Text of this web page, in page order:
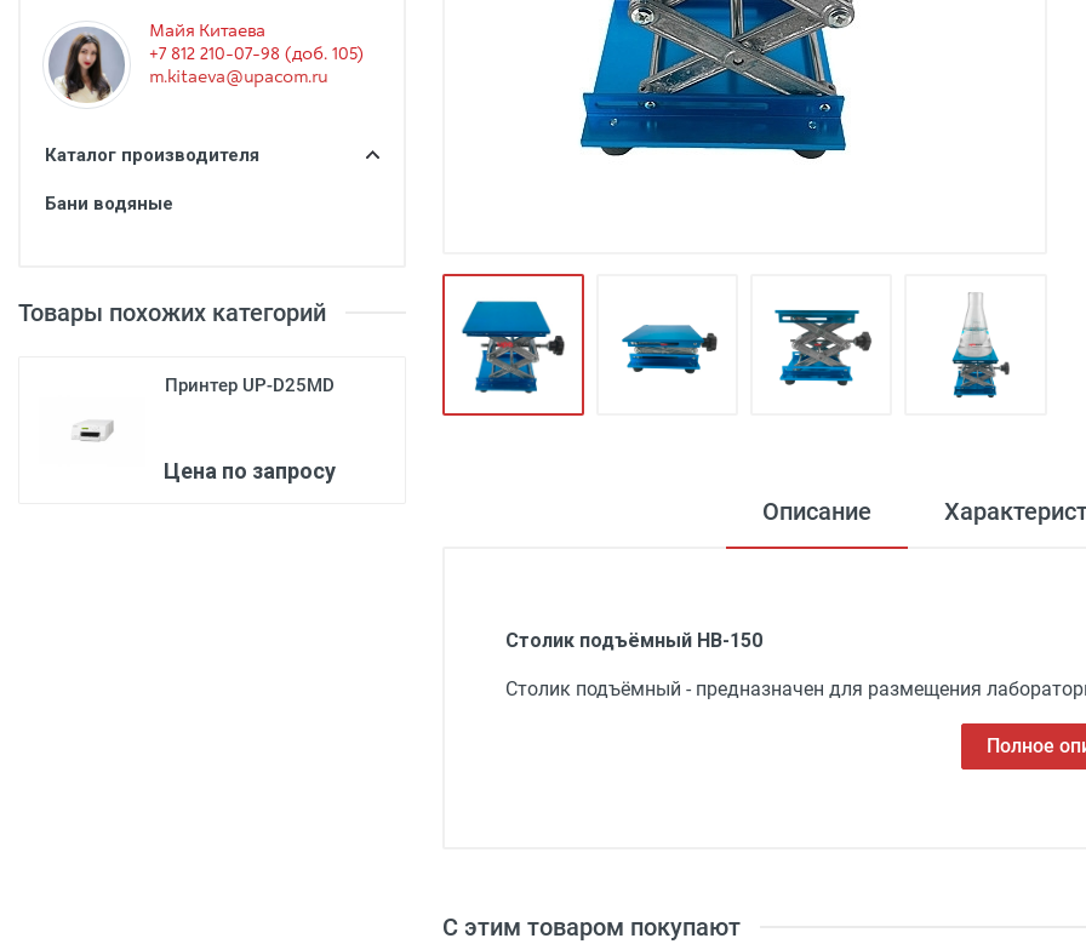
Урология
Дезинфекция и стерилизация
Вспомогательное оборудование
Медицинская мебель
Майя Китаева
+7 812 210-07-98 (доб. 105)
m.kitaeva@upacom.ru
Каталог производителя
Бани водяные
Товары похожих категорий
Принтер UP-D25MD
Цена по запросу
Описание
Столик подъёмный НВ-150
Столик подъёмный - предназначен для размещения
Полное
С этим товаром покупают